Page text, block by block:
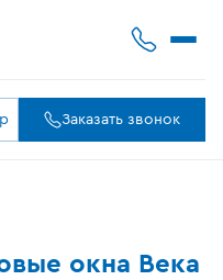
Заказать звонок
окна Века